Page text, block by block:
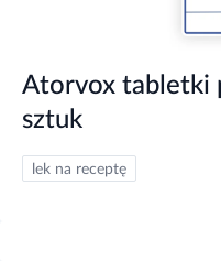
Atorvox tabletki
sztuk
lek na receptę